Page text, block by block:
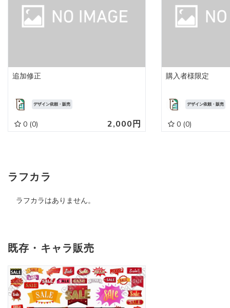
追加修正
デザイン依頼・販売
0 (0) 2,000円
購入者様限定
デザイン依頼・販売
0 (0)
ラフカラ
ラフカラはありません。
既存・キャラ販売